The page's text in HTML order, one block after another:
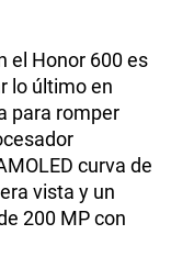
el Honor 600 es
lo último en
para romper
curva de
vista y un
200 MP con